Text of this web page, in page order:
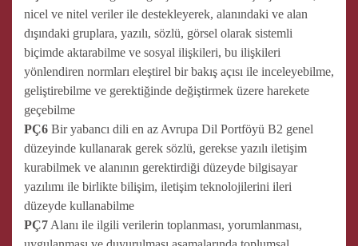
nicel ve nitel veriler ile destekleyerek, alanındaki ve alan
dışındaki gruplara, yazılı, sözlü, görsel olarak sistemli
biçimde aktarabilme ve sosyal ilişkileri, bu ilişkileri
yönlendiren normları eleştirel bir bakış açısı ile inceleyebilme,
geliştirebilme ve gerektiğinde değiştirmek üzere harekete
geçebilme
PÇ6 Bir yabancı dili en az Avrupa Dil Portföyü B2 genel
düzeyinde kullanarak gerek sözlü, gerekse yazılı iletişim
kurabilmek ve alanının gerektirdiği düzeyde bilgisayar
yazılımı ile birlikte bilişim, iletişim teknolojilerini ileri
düzeyde kullanabilme
PÇ7 Alanı ile ilgili verilerin toplanması, yorumlanması,